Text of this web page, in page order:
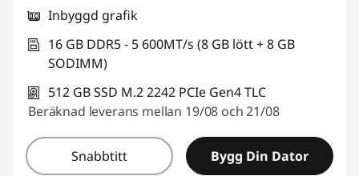
Inbyggd grafik
16 GB DDR5 - 5 600MT/s (8 GB lött + 8 GB
SODIMM)
512 GB SSD M.2 2242 PCIe Gen4 TLC
Beräknad leverans mellan 19/08 och 21/08
Snabbtitt Bygg Din Dator